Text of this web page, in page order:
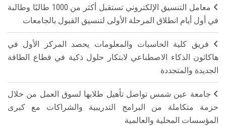
معامل التنسيق الإلكتروني تستقبل أكثر من 1000 طالبًا وطالبة
في أول أيام انطلاق المرحلة الأولى لتنسيق القبول بالجامعات
فريق كلية الحاسبات والمعلومات يحصد المركز الأول في
هاكاثون الذكاء الاصطناعي لابتكار حلول ذكية في قطاع الطاقة
الجديدة والمتجددة
جامعة عين شمس تواصل تأهيل طلابها لسوق العمل من خلال
حزمة متكاملة من البرامج التدريبية والشراكات مع كبرى
المؤسسات المحلية والعالمية